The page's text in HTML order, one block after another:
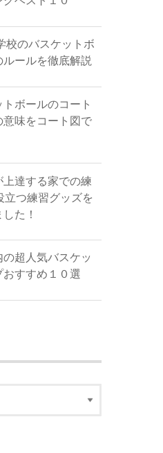
校のバスケットボ
ールを徹底解説
トボールのコート
味をコート図で
上達する家での練
立つ練習グッズを
た！
の超人気バスケッ
おすすめ１０選